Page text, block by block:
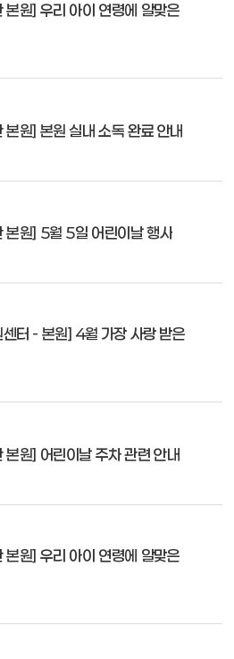
본원] 우리 아이 연령에 알맞은
원] 본원 실내 소독 완료 안내
본원] 5월 5일 어린이날 행사
터 - 본원] 4월 가장 사랑 받은
원] 어린이날 주차 관련 안내
원] 우리 아이 연령에 알맞은